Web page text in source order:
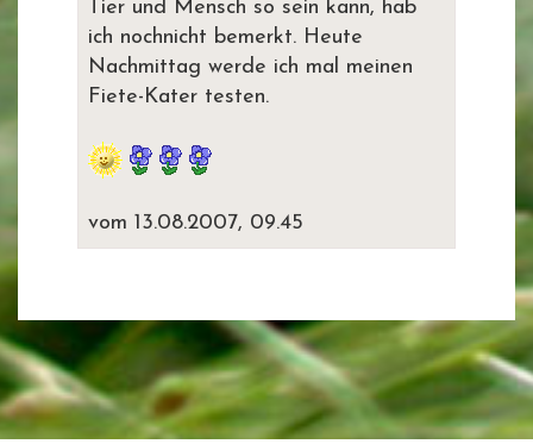
Tier und Mensch so sein kann, hab
ich nochnicht bemerkt. Heute
Nachmittag werde ich mal meinen
Fiete-Kater testen.
vom 13.08.2007, 09.45